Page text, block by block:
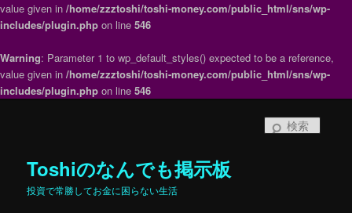
value given in /home/zzztoshi/toshi-money.com/public_html/sns/wp-
includes/plugin.php on line 546
Warning: Parameter 1 to wp_default_styles() expected to be a reference,
value given in /home/zzztoshi/toshi-money.com/public_html/sns/wp-
includes/plugin.php on line 546
Toshiのなんでも掲示板
投資で常勝してお金に困らない生活